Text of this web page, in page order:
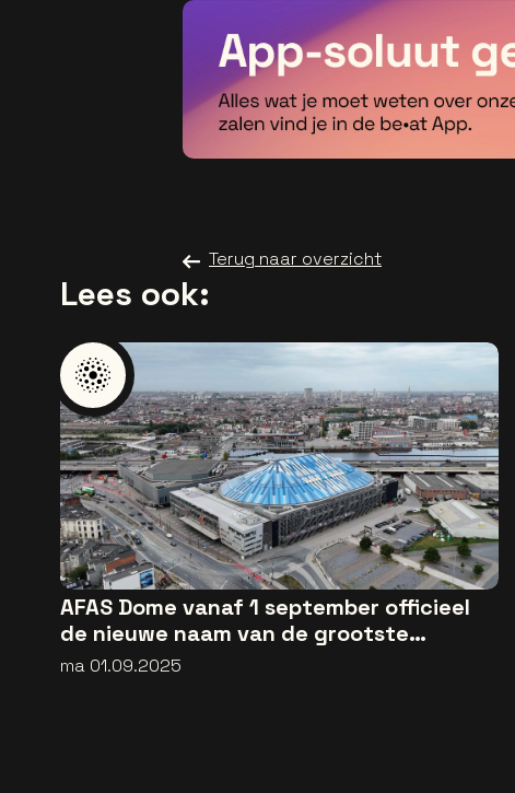
Terug naar overzicht
Lees ook:
AFAS Dome vanaf 1 september officieel
de nieuwe naam van de grootste
concertzaal van het land
ma 01.09.2025